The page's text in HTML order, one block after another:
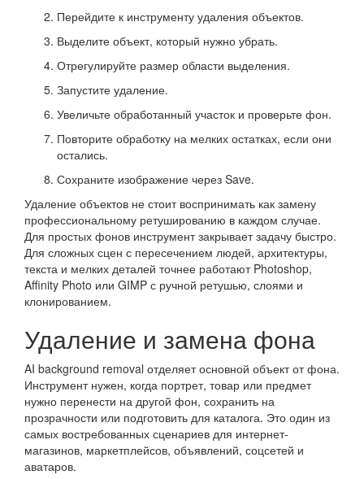
Перейдите к инструменту удаления объектов.
Выделите объект, который нужно убрать.
Отрегулируйте размер области выделения.
Запустите удаление.
Увеличьте обработанный участок и проверьте фон.
Повторите обработку на мелких остатках, если они
остались.
Сохраните изображение через Save.
Удаление объектов не стоит воспринимать как замену
профессиональному ретушированию в каждом случае.
Для простых фонов инструмент закрывает задачу быстро.
Для сложных сцен с пересечением людей, архитектуры,
текста и мелких деталей точнее работают Photoshop,
Affinity Photo или GIMP с ручной ретушью, слоями и
клонированием.
Удаление и замена фона
AI background removal отделяет основной объект от фона.
Инструмент нужен, когда портрет, товар или предмет
нужно перенести на другой фон, сохранить на
прозрачности или подготовить для каталога. Это один из
самых востребованных сценариев для интернет-
магазинов, маркетплейсов, объявлений, соцсетей и
аватаров.